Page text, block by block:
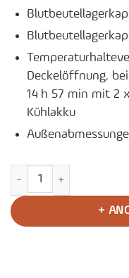
Deckelöffnung,
14 h 57 min mit 2
Kühlakku
Medizinisches
+